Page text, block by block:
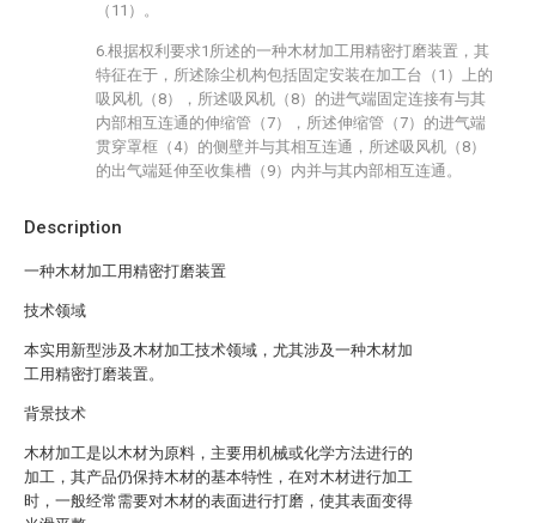
Description
一种木材加工用精密打磨装置
技术领域
本实用新型涉及木材加工技术领域，尤其涉及一种木材加
工用精密打磨装置。
背景技术
木材加工是以木材为原料，主要用机械或化学方法进行的
加工，其产品仍保持木材的基本特性，在对木材进行加工
时，一般经常需要对木材的表面进行打磨，使其表面变得
（11）。
6.根据权利要求1所述的一种木材加工用精密打磨装置，其
特征在于，所述除尘机构包括固定安装在加工台（1）上的
吸风机（8），所述吸风机（8）的进气端固定连接有与其
内部相互连通的伸缩管（7），所述伸缩管（7）的进气端
贯穿罩框（4）的侧壁并与其相互连通，所述吸风机（8）
的出气端延伸至收集槽（9）内并与其内部相互连通。